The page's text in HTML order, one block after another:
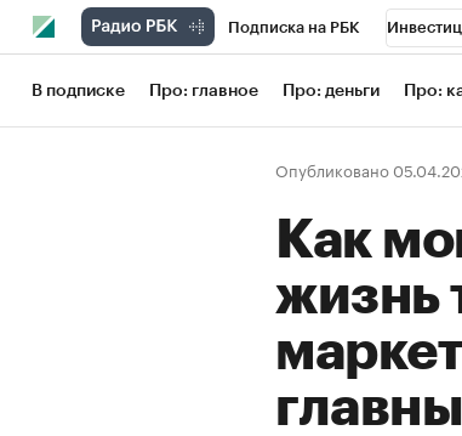
Подписка на РБК
Школа управления РБК
Рынок наличной валюты
В подписке Про: главное Про: деньги Про:
Опубликовано
Как
жизнь